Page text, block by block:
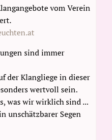
vom Verein
sind immer
der Klangliege in dieser
wertvoll sein.
was wir wirklich sind ...
unschätzbarer Segen